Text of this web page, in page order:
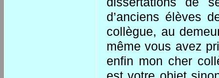
d’anciens élèves
collègue, au
même vous avez
enfin mon cher